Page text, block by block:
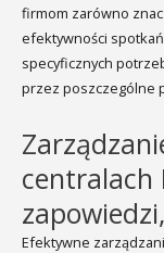
firmom zarówno
efektywności
specyficznych
przez poszczególne
centralach
Efektywne